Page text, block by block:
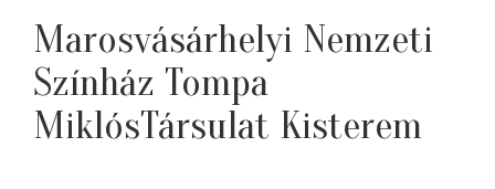
Marosvásárhelyi Nemzeti
Színház Tompa
MiklósTársulat Kisterem